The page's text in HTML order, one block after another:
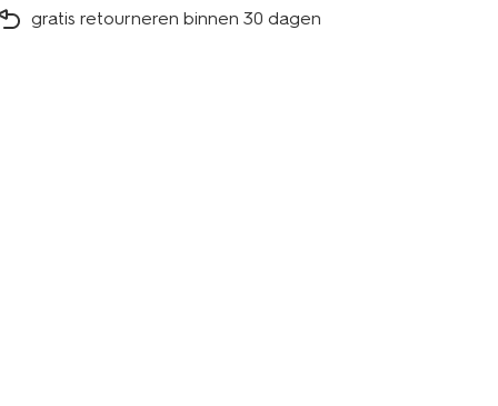
gratis retourneren binnen 30 dagen